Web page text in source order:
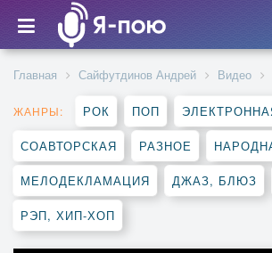
Главная Сайфутдинов Андрей Видео
ЖАНРЫ: РОК ПОП
СОАВТОРСКАЯ РАЗНОЕ
МЕЛОДЕКЛАМАЦИЯ ДЖАЗ, БЛЮЗ
РЭП, ХИП-ХОП